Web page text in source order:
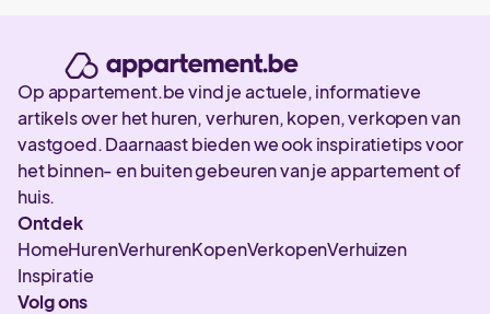
Op appartement.be vind je actuele, informatieve
artikels over het huren, verhuren, kopen, verkopen van
vastgoed. Daarnaast bieden we ook inspiratietips voor
het binnen- en buiten gebeuren van je appartement of
huis.
Ontdek
HomeHurenVerhurenKopenVerkopenVerhuizen
Inspiratie
Volg ons